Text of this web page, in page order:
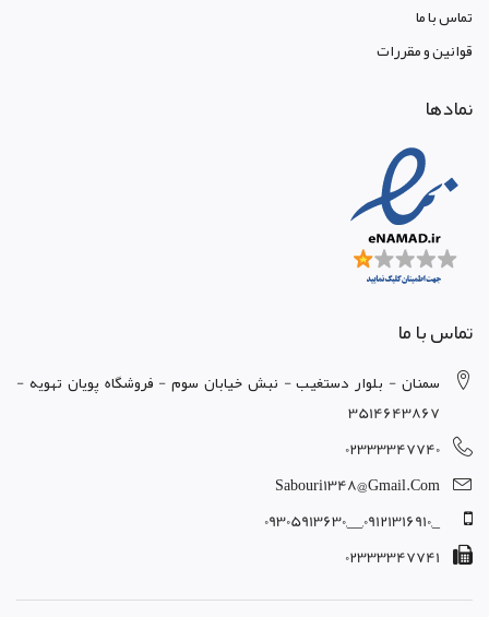
تماس با ما
قوانين و مقررات
نمادها
تماس با ما
سمنان - بلوار دستغيب - نبش خيابان سوم - فروشگاه پويان تهويه -
3514643867
02333347740
Sabouri1348@gmail.com
_,09121316910,__,09305913630
02333347741